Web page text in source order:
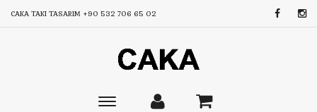
CAKA TAKI TASARIM +90 532 706 65 02
Toggle